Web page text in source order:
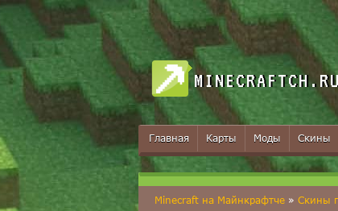
Главная Карты Моды Скины
Minecraft на Майнкрафтче » Скины